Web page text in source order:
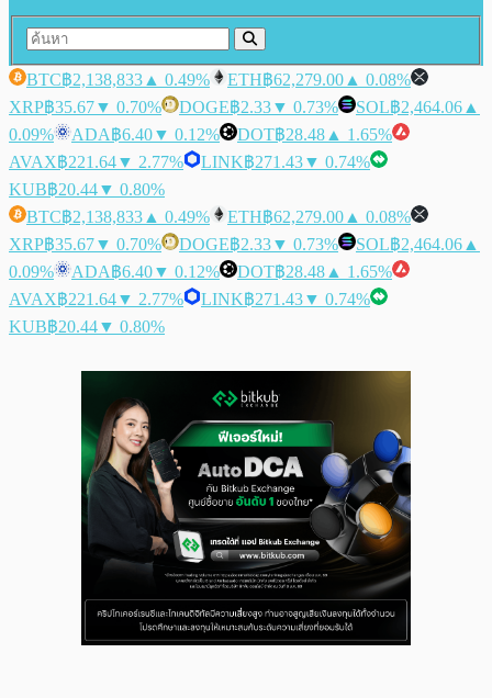
BTC฿2,138,833 ▲ 0.49% ETH฿62,279.00 ▲ 0.08%
XRP฿35.67▼ 0.70% DOGE฿2.33▼ 0.73% SOL฿2,464.06 ▲
0.09%
ADA฿6.40▼ 0.12% DOT฿28.48 ▲ 1.65%
AVAX฿221.64▼ 2.77% LINK฿271.43▼ 0.74%
KUB฿20.44▼ 0.80%
BTC฿2,138,833 ▲ 0.49% ETH฿62,279.00 ▲ 0.08%
XRP฿35.67▼ 0.70% DOGE฿2.33▼ 0.73% SOL฿2,464.06 ▲
0.09%
ADA฿6.40▼ 0.12% DOT฿28.48 ▲ 1.65%
AVAX฿221.64▼ 2.77% LINK฿271.43▼ 0.74%
KUB฿20.44▼ 0.80%